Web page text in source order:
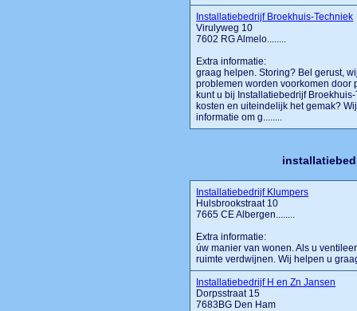
Installatiebedrijf Broekhuis-Techniek
Virulyweg 10
7602 RG Almelo........
Extra informatie:
graag helpen. Storing? Bel gerust,
problemen worden voorkomen door
kunt u bij Installatiebedrijf
kosten en uiteindelijk het gemak?
informatie om g........
Installatiebedrijf Klumpers
Hulsbrookstraat 10
7665 CE Albergen........
Extra informatie:
úw manier van wonen. Als u
ruimte verdwijnen. Wij helpen u
Installatiebedrijf H en Zn Jansen
Dorpsstraat 15
7683BG Den Ham